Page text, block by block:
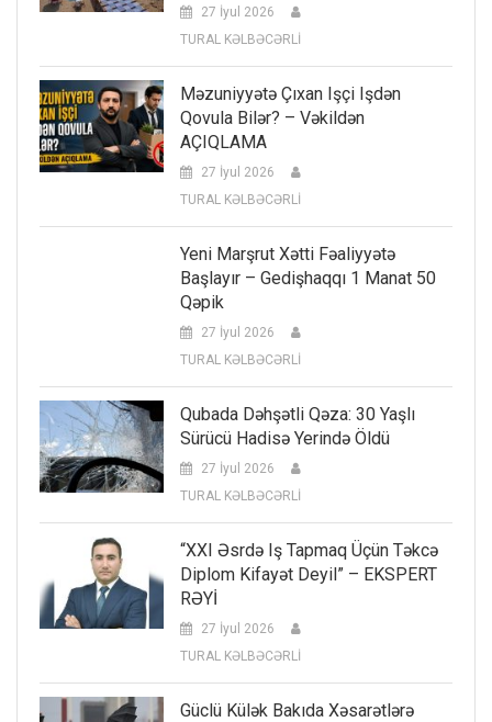
27 İyul 2026
TURAL KƏLBƏCƏRLİ
Məzuniyyətə Çıxan Işçi Işdən
Qovula Bilər? – Vəkildən
AÇIQLAMA
27 İyul 2026
TURAL KƏLBƏCƏRLİ
Yeni Marşrut Xətti Fəaliyyətə
Başlayır – Gedişhaqqı 1 Manat 50
Qəpik
27 İyul 2026
TURAL KƏLBƏCƏRLİ
Qubada Dəhşətli Qəza: 30 Yaşlı
Sürücü Hadisə Yerində Öldü
27 İyul 2026
TURAL KƏLBƏCƏRLİ
“XXI Əsrdə Iş Tapmaq Üçün Təkcə
Diplom Kifayət Deyil” – EKSPERT
RƏYİ
27 İyul 2026
TURAL KƏLBƏCƏRLİ
Güclü Külək Bakıda Xəsarətlərə